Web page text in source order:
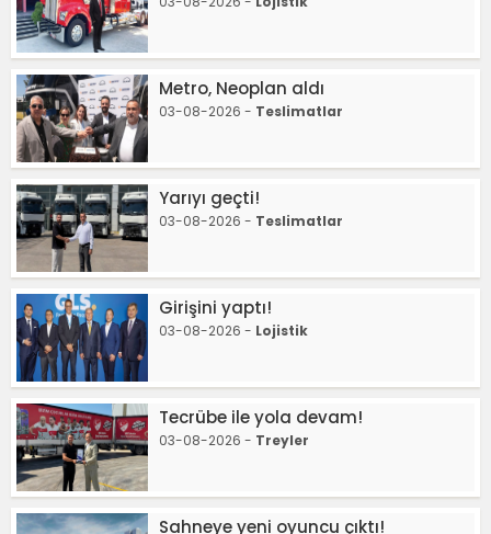
Metro, Neoplan aldı
03-08-2026 - Teslimatlar
Yarıyı geçti!
03-08-2026 - Teslimatlar
Girişini yaptı!
03-08-2026 - Lojistik
Tecrübe ile yola devam!
03-08-2026 - Treyler
Sahneye yeni oyuncu çıktı!